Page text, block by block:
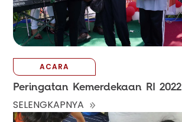
ACARA
Peringatan Kemerdekaan RI 2022
SELENGKAPNYA